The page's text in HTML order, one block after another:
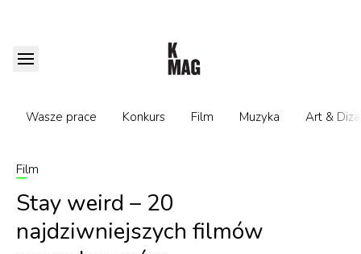
Wasze prace Konkurs Film Muzyka Art &
Film
Stay weird – 20
najdziwniejszych filmów